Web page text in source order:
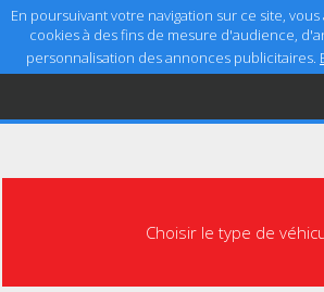
En poursuivant votre navigation sur ce site,
cookies à des fins de mesure d'audience,
personnalisation des annonces publicitaires.
Accueil
Aide
Choisir le type de